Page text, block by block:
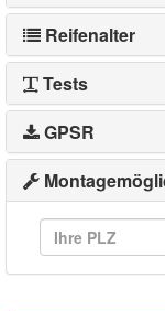
Reifenalter
Tests
GPSR